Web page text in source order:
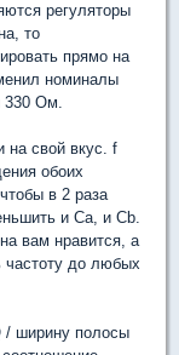
регуляторы
то
прямо на
номиналы
330 Ом.
на свой вкус. f
обоих
в 2 раза
и Ca, и Cb.
вам нравится, а
частоту до любых
/ ширину полосы